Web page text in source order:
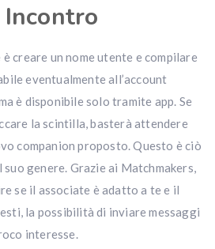
creare un nome utente e compilare
eventualmente all’account
è disponibile solo tramite app. Se
la scintilla, basterà attendere
companion proposto. Questo è ciò
suo genere. Grazie ai Matchmakers,
se il associate è adatto a te e il
la possibilità di inviare messaggi
interesse.